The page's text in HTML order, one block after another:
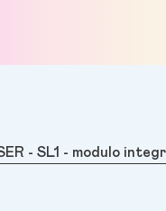
- SL1 - modulo